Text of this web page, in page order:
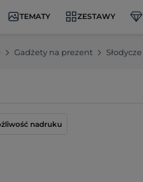
TEMATY ZESTAWY
Gadżety na prezent
nadruku